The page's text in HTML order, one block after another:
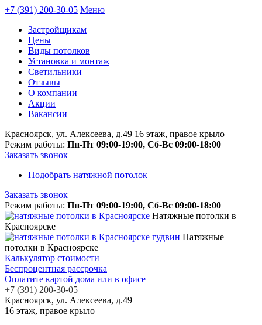
+7 (391) 200-30-05 Меню
Застройщикам
Цены
Виды потолков
Установка и монтаж
Светильники
Отзывы
О компании
Акции
Вакансии
Красноярск, ул. Алексеева, д.49 16 этаж, правое крыло
Режим работы: Пн-Пт 09:00-19:00, Сб-Вс 09:00-18:00
Заказать звонок
Подобрать натяжной потолок
Заказать звонок
Режим работы: Пн-Пт 09:00-19:00, Сб-Вс 09:00-18:00
Натяжные потолки в
Красноярске
Натяжные
потолки в Красноярске
Калькулятор стоимости
Беспроцентная рассрочка
Оплатите картой дома или в офисе
+7 (391) 200-30-05
Красноярск, ул. Алексеева, д.49
16 этаж, правое крыло